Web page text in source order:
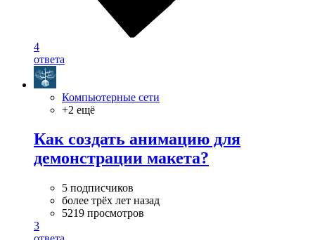
4
ответа
Компьютерные сети
+2 ещё
Как создать анимацию для
демонстрации макета?
5 подписчиков
более трёх лет назад
5219 просмотров
3